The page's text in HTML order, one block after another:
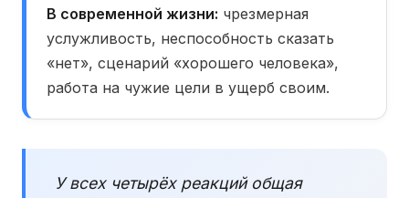
В современной жизни: чрезмерная
услужливость, неспособность сказать
«нет», сценарий «хорошего человека»,
работа на чужие цели в ущерб своим.
У всех четырёх реакций общая